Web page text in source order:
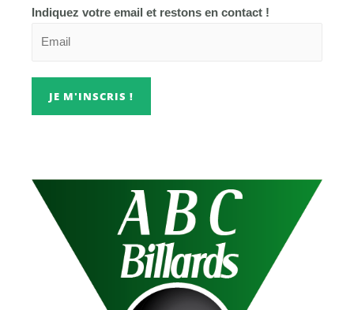
Indiquez votre email et restons en contact !
JE M'INSCRIS !